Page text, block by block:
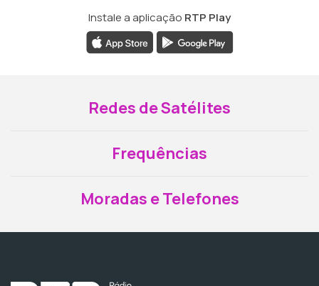
Instale a aplicação RTP Play
Redes de Satélites
Frequências
Moradas e Telefones